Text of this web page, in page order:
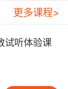
场景数字化
示饼干制作
等操作指
操作步骤。
转化为可感
究表明，语
更多课程>
试听体验课